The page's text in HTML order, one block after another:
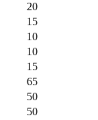
20
15
10
10
15
65
50
50